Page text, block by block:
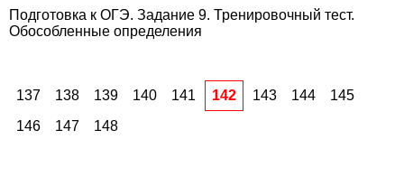
Подготовка к ОГЭ. Задание 9. Тренировочный тест.
Обособленные определения
137 138 139 140 141 142 143 144
145
146
147 148